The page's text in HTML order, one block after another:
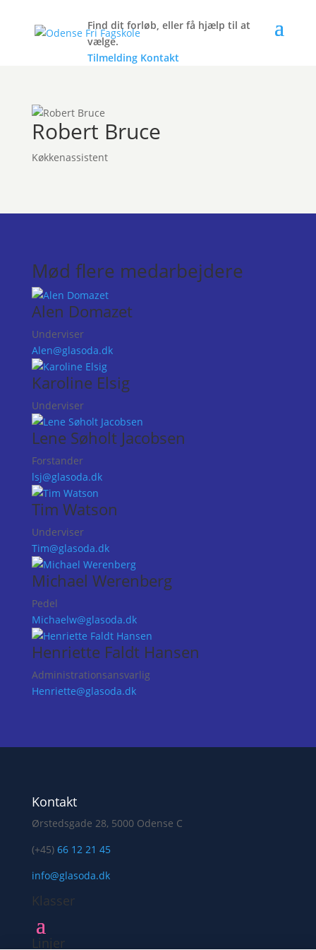
Find dit forløb, eller få hjælp til at
vælge.
Tilmelding Kontakt
Robert Bruce
Køkkenassistent
Mød flere medarbejdere
Alen Domazet
Underviser
Alen@glasoda.dk
Karoline Elsig
Underviser
Lene Søholt Jacobsen
Forstander
lsj@glasoda.dk
Tim Watson
Underviser
Tim@glasoda.dk
Michael Werenberg
Pedel
Michaelw@glasoda.dk
Henriette Faldt Hansen
Administrationsansvarlig
Henriette@glasoda.dk
Kontakt
Ørstedsgade 28, 5000 Odense C
(+45) 66 12 21 45
info@glasoda.dk
Klasser
Linjer